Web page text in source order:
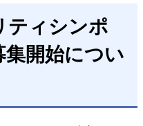
ティシンポ
集開始につい